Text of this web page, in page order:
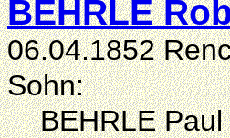
BEHRLE
06.04.1852
Sohn:
BEHRLE Paul